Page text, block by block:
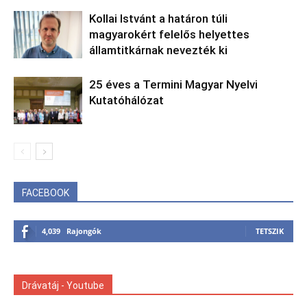
Kollai Istvánt a határon túli
magyarokért felelős helyettes
államtitkárnak nevezték ki
25 éves a Termini Magyar Nyelvi
Kutatóhálózat
FACEBOOK
4,039 Rajongók TETSZIK
Drávatáj - Youtube